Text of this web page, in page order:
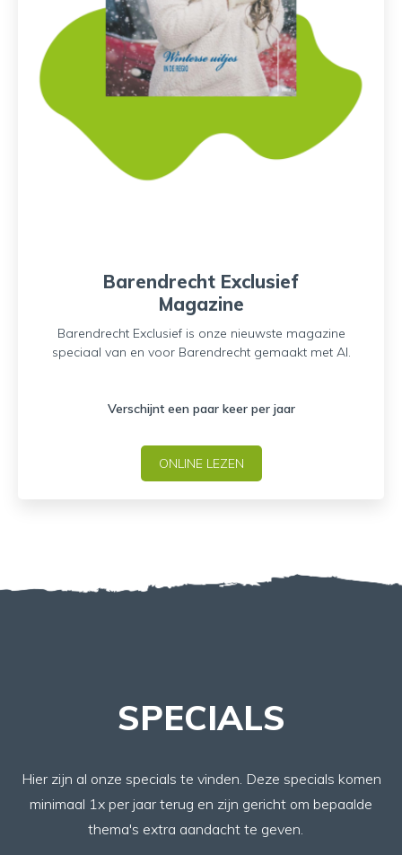
Barendrecht Exclusief
Magazine
Barendrecht Exclusief is onze nieuwste magazine
speciaal van en voor Barendrecht gemaakt met AI.
Verschijnt een paar keer per jaar
ONLINE LEZEN
SPECIALS
Hier zijn al onze specials te vinden. Deze specials komen
minimaal 1x per jaar terug en zijn gericht om bepaalde
thema's extra aandacht te geven.